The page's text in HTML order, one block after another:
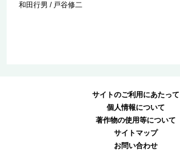
和田行男 / 戸谷修二
サイトのご利用にあたって
個人情報について
著作物の使用等について
サイトマップ
お問い合わせ